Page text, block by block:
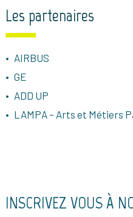
Les partenaires
AIRBUS
GE
ADD UP
LAMPA – Arts et Métiers
INSCRIVEZ VOUS À